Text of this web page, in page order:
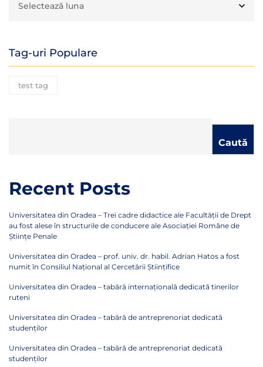
Tag-uri Populare
test tag
Caută
Recent Posts
Universitatea din Oradea – Trei cadre didactice ale Facultății de Drept
au fost alese în structurile de conducere ale Asociației Române de
Științe Penale
Universitatea din Oradea – prof. univ. dr. habil. Adrian Hatos a fost
numit în Consiliul Național al Cercetării Științifice
Universitatea din Oradea – tabără internațională dedicată tinerilor
ruteni
Universitatea din Oradea – tabără de antreprenoriat dedicată
studenților
Universitatea din Oradea – tabără de antreprenoriat dedicată
studenților